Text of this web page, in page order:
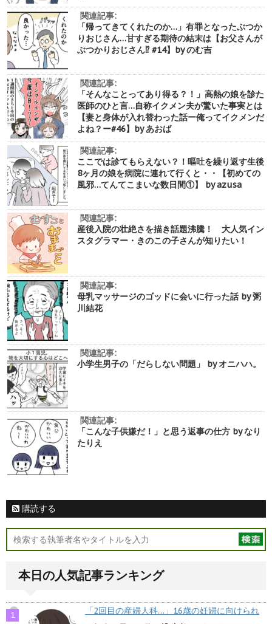
関連記事:
「帰ってきてくれたのか…」有罪となったぶつか
りおじさん…甘すぎる期待の結末は【お父さんが
ぶつかりおじさん⁉︎ #14】by のむ吉
関連記事:
「そんなことってあり得る？！」高熱の娘を診た
医師のひと言…自称イクメン夫が驚いた事実とは
【妻と身体が入れ替わった話ー俺ってイクメンだ
よね？ー#46】by あおば
関連記事:
ここでは診てもらえない？！嘔吐を繰り返す生後
8ヶ月の娘を病院に連れて行くと・・【初めての
風邪…てんてこまいな数日間①】 by azusa
関連記事:
産後入院の壮絶さを描き話題沸騰！ 大人気イン
スタグラマー・きのこの子さんが知りたい！
関連記事:
母乳マッサージのゴッドに会いに行った話 by 粥
川結花
関連記事:
小学生男子の「だらしない問題」 by オニハハ。
関連記事:
「こんな子供嫌だ！」と思う返事の仕方 by なり
たりえ
購読する
本日の人気記事ランキング
「2回目の産婦人科…」16歳の妊婦に向けられ